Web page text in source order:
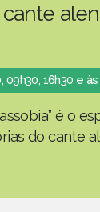
09h30, 16h30 e
é o
do cante